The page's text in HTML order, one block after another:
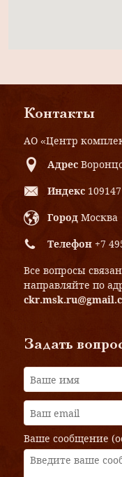
Контакты
АО «Центр
Адрес
Индекс 109147
Город Москва
Телефон +7
Все вопросы
направляйте по
Задать
Ваше сообщение